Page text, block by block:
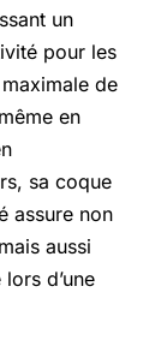
un
pour les
de
en
sa coque
assure non
aussi
d’une